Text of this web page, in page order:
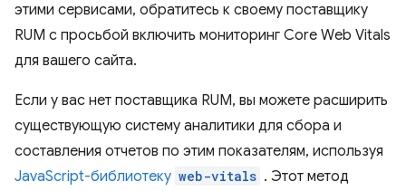
этими сервисами, обратитесь к своему поставщику
RUM с просьбой включить мониторинг Core Web Vitals
для вашего сайта.
Если у вас нет поставщика RUM, вы можете расширить
существующую систему аналитики для сбора и
составления отчетов по этим показателям, используя
JavaScript-библиотеку web-vitals . Этот метод